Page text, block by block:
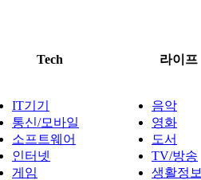
Tech 라이프
IT기기
통신/모바일
소프트웨어
인터넷
게임
음악
영화
도서
TV/방송
생활정보